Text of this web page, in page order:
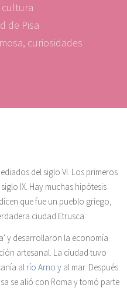
cultura
de Pisa
curiosidades
del siglo VI. Los primeros
IX. Hay muchas hipótesis
que fue un pueblo griego,
ciudad Etrusca.
y desarrollaron la economía
artesanal. La ciudad tuvo
al río Arno y al mar. Después
se alió con Roma y tomó parte